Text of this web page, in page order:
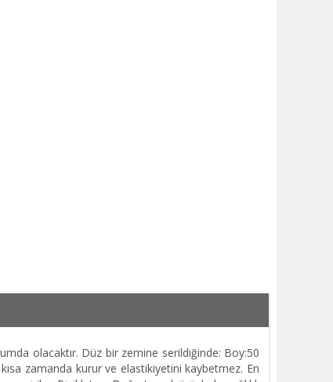
olacaktır. Düz bir zemine serildiğinde: Boy:50
zamanda kurur ve elastikiyetini kaybetmez. En